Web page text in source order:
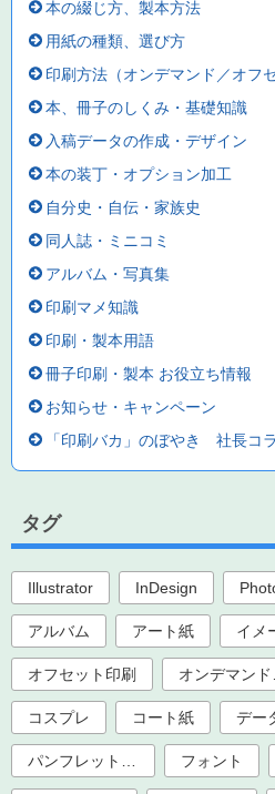
本の綴じ方、製本方法
用紙の種類、選び方
印刷方法（オンデマンド／オフセ
本、冊子のしくみ・基礎知識
入稿データの作成・デザイン
本の装丁・オプション加工
自分史・自伝・家族史
同人誌・ミニコミ
アルバム・写真集
印刷マメ知識
印刷・製本用語
冊子印刷・製本 お役立ち情報
お知らせ・キャンペーン
「印刷バカ」のぼやき 社長コ
タグ
Illustrator InDesign
アルバム アート紙 イメ
オフセット印刷
コスプレ コート紙 デー
パンフレット印刷 フォント